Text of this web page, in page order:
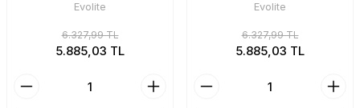
Evolite
6.327,99 TL
5.885,03 TL
Evolite
6.327,99 TL
5.885,03 TL